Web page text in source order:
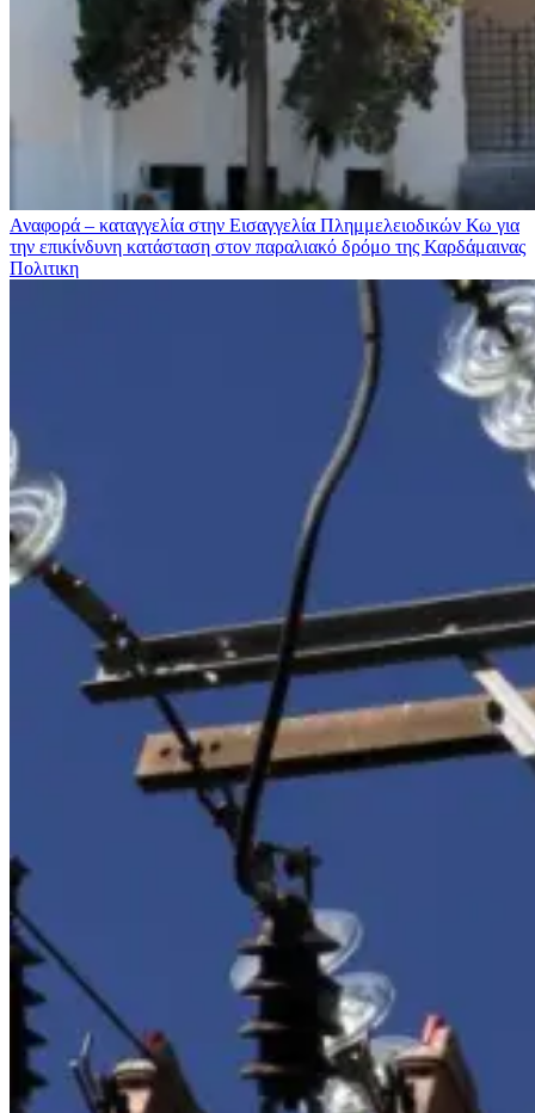
Αναφορά – καταγγελία στην Εισαγγελία Πλημμελειοδικών Κω για
την επικίνδυνη κατάσταση στον παραλιακό δρόμο της Καρδάμαινας
Πολιτικη